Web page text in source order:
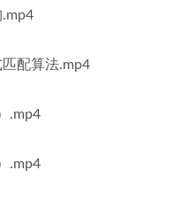
配算法.mp4
.mp4
.mp4